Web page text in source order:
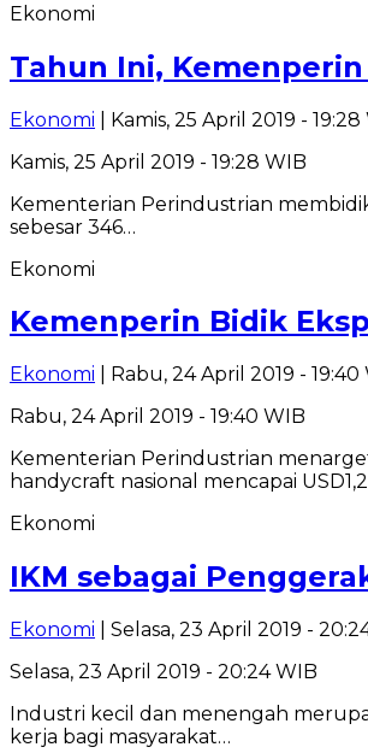
Ekonomi
Tahun Ini,
Ekonomi | Kamis, 25 April 2019 -
Kamis, 25 April 2019 - 19:28 WIB
Kementerian Perindustrian
sebesar 346…
Ekonomi
Kemenperin Bidik
Ekonomi | Rabu, 24 April 2019 - 19:40
Rabu, 24 April 2019 - 19:40 WIB
Kementerian Perindustrian
handycraft nasional mencapai
Ekonomi
IKM sebagai
Ekonomi | Selasa, 23 April 2019 -
Selasa, 23 April 2019 - 20:24 WIB
Industri kecil dan menengah
kerja bagi masyarakat…